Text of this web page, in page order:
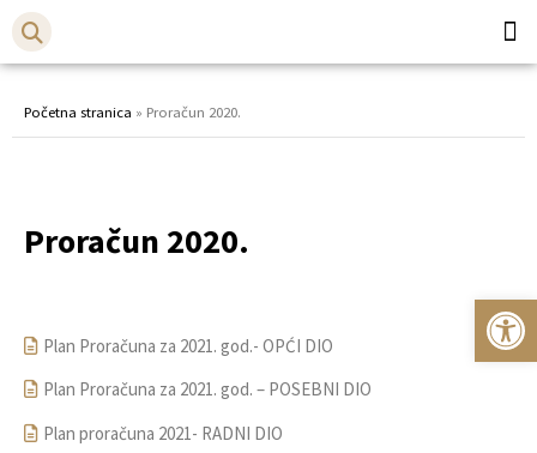
Početna stranica » Proračun 2020.
Proračun 2020.
Plan Proračuna za 2021. god.- OPĆI DIO
Plan Proračuna za 2021. god. – POSEBNI DIO
Plan proračuna 2021- RADNI DIO